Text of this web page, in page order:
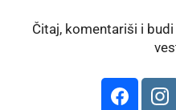
Čitaj, komentariši i